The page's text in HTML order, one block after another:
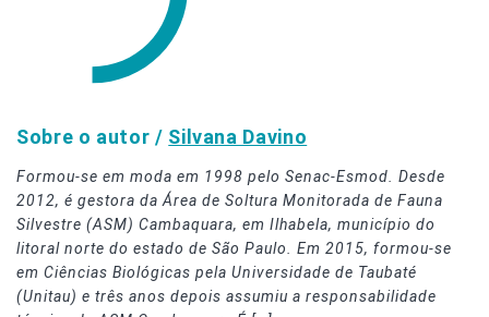
Sobre o autor / Silvana Davino
Formou-se em moda em 1998 pelo Senac-Esmod. Desde
2012, é gestora da Área de Soltura Monitorada de Fauna
Silvestre (ASM) Cambaquara, em Ilhabela, município do
litoral norte do estado de São Paulo. Em 2015, formou-se
em Ciências Biológicas pela Universidade de Taubaté
(Unitau) e três anos depois assumiu a responsabilidade